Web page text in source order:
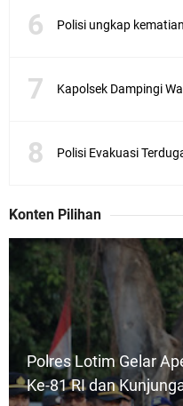
Polisi ungkap
Konten Pilihan
Polres Lotim Gelar
Ke-81 RI dan